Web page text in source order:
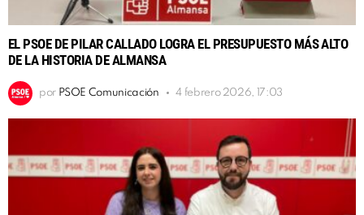
EL PSOE DE PILAR CALLADO LOGRA EL PRESUPUESTO MÁS ALTO
DE LA HISTORIA DE ALMANSA
por PSOE Comunicación 4 febrero 2026, 17:03